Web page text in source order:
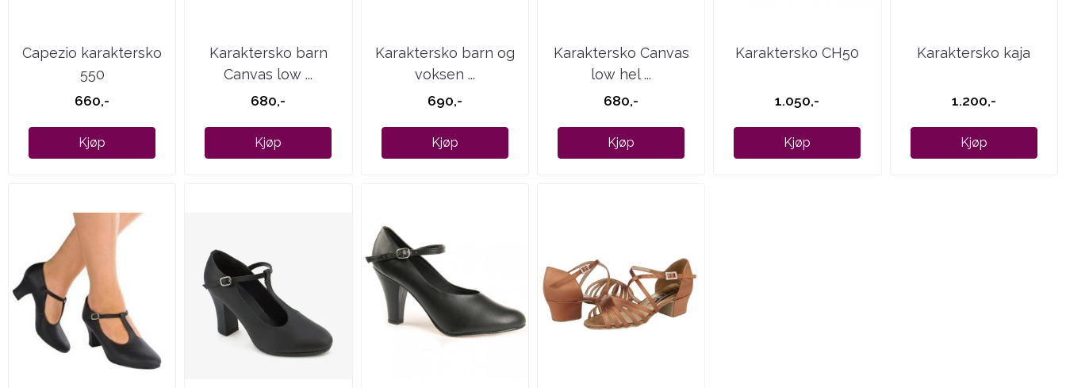
Capezio karaktersko
550
660,-
Kjøp
Karaktersko barn
Canvas low ...
680,-
Kjøp
Karaktersko barn og
voksen ...
690,-
Kjøp
Karaktersko Canvas
low hel ...
680,-
Kjøp
Karaktersko CH50
1.050,-
Kjøp
Karaktersko kaja
1.200,-
Kjøp